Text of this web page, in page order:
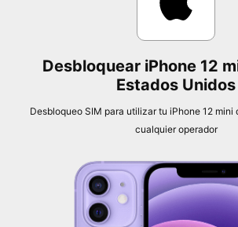
Desbloquear iPhone 12
Estados Unidos
Desbloqueo SIM para utilizar tu iPhone 12 mini
cualquier operador